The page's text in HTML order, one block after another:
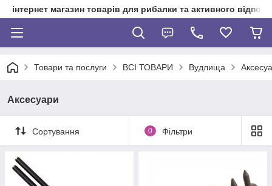
інтернет магазин товарів для рибалки та активного
Товари та послуги ВСІ ТОВАРИ Вудлища
Аксесуари
Сортування 0 Фільтри